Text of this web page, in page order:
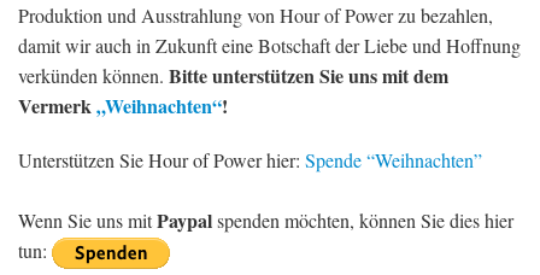
Produktion und Ausstrahlung von Hour of Power zu bezahlen,
damit wir auch in Zukunft eine Botschaft der Liebe und Hoffnung
verkünden können. Bitte unterstützen Sie uns mit dem
Vermerk„Weihnachten“!
Unterstützen Sie Hour of Power hier: Spende “Weihnachten”
Wenn Sie uns mitPaypalspenden möchten, können Sie dies hier
tun: